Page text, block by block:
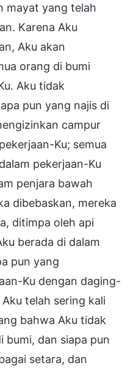
mayat yang telah
Karena Aku
Aku akan
orang di bumi
Aku tidak
pun yang najis di
campur
Ku; semua
pekerjaan-Ku
penjara bawah
dibebaskan, mereka
ditimpa oleh api
berada di dalam
pun yang
Ku dengan daging-
telah sering kali
bahwa Aku tidak
bumi, dan siapa pun
setara, dan